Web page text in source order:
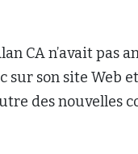
CA n’avait pas
sur son site Web
des nouvelles